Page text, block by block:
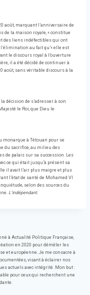
août, marquant l’anniversaire de
de la maison royale, « constitue
des liens indéfectibles qui ont
au fait qu’« elle est
le discours royal à l’ouverture
il a été décidé de continuer à
août, sans véritable discours à la
décision de s’adresser à son
le Roi, que Dieu le
monarque à Tétouan pour se
du sacrifice, au milieu des
de palais sur sa succession. Les
ce qui était jusqu’à présent sa
il avait l’air plus maigre et plus
l’état de santé de Mohamed VI
selon des sources du
L’indépendant.
à Actualité Politique Française,
en 2020 pour démêler les
et européenne. Je me consacre à
visant à éclairer nos
actuels avec intégrité. Mon but :
pour ceux qui recherchent une